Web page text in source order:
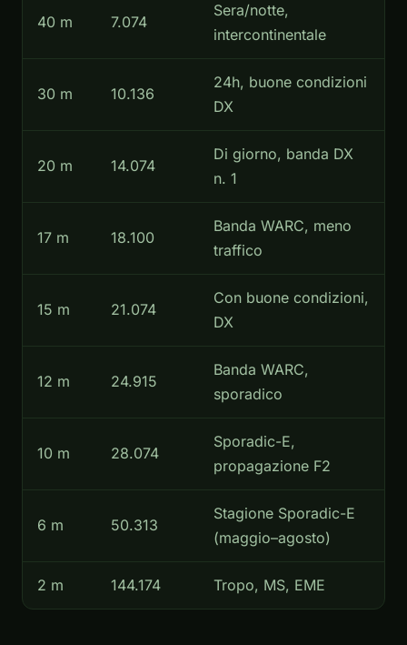
40 m 7.074
Sera/notte,
intercontinentale
30 m 10.136
24h, buone condizioni
DX
20 m 14.074
Di giorno, banda DX
n. 1
17 m 18.100
Banda WARC, meno
traffico
15 m 21.074
Con buone condizioni,
DX
12 m 24.915
Banda WARC,
sporadico
10 m 28.074
Sporadic-E,
propagazione F2
6 m 50.313
Stagione Sporadic-E
(maggio–agosto)
2 m 144.174 Tropo, MS, EME